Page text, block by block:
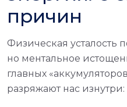
причин
Физическая усталость
но ментальное
главных
разряжают нас изнутри: